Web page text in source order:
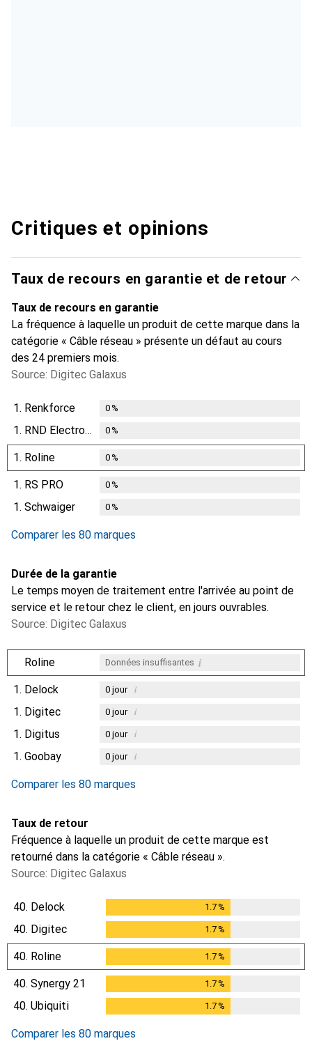
Critiques et opinions
Taux de recours en garantie et de retour
Taux de recours en garantie
La fréquence à laquelle un produit de cette marque dans la
catégorie « Câble réseau » présente un défaut au cours
des 24 premiers mois.
Source: Digitec Galaxus
1. Renkforce 0%
1. RND Electronics 0%
1. Roline 0%
1. RS PRO 0%
1. Schwaiger 0%
Comparer les 80 marques
Durée de la garantie
Le temps moyen de traitement entre l'arrivée au point de
service et le retour chez le client, en jours ouvrables.
Source: Digitec Galaxus
Roline Données insuffisantes i
1. Delock 0jour i
1. Digitec 0jour i
1. Digitus 0jour i
1. Goobay 0jour i
Comparer les 80 marques
Taux de retour
Fréquence à laquelle un produit de cette marque est
retourné dans la catégorie « Câble réseau ».
Source: Digitec Galaxus
40. Delock 1.7%
40. Digitec 1.7%
40. Roline 1.7%
40. Synergy 21 1.7%
40. Ubiquiti 1.7%
Comparer les 80 marques